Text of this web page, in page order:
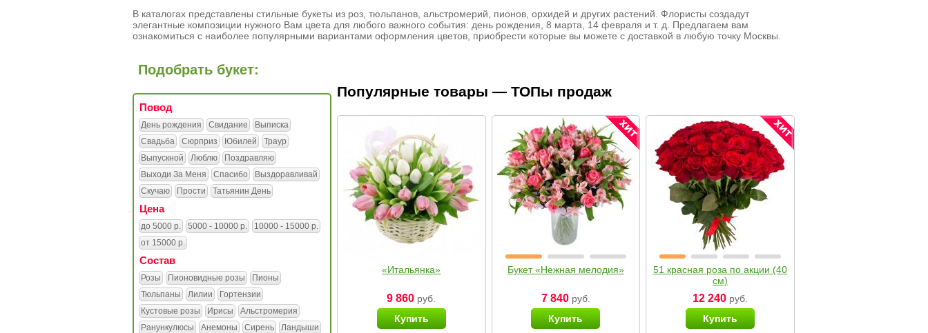
В каталогах представлены стильные букеты из роз, тюльпанов, альстромерий, пионов, орхидей и других растений. Флористы создадут
элегантные композиции нужного Вам цвета для любого важного события: день рождения, 8 марта, 14 февраля и т. д. Предлагаем вам
ознакомиться с наиболее популярными вариантами оформления цветов, приобрести которые вы можете с доставкой в любую точку Москвы.
Подобрать букет:
Повод
День рождения Свидание
Выписка
Свадьба
Сюрприз Юбилей
Траур
Выпускной
Люблю
Поздравляю
Выходи За Меня
Спасибо
Выздоравливай
Скучаю
Прости Татьянин День
Цена
до 5000 р. 5000 - 10000 р.
10000 - 15000 р.
от 15000 р.
Состав
Розы Пионовидные розы
Пионы
Тюльпаны
Лилии
Гортензии
Кустовые розы
Ирисы
Альстромерия
Ранункулюсы
Анемоны Сирень
Ландыши
Популярные товары — ТОПы продаж
«Итальянка»
9 860 руб.
Купить
Букет «Нежная мелодия»
7 840руб.
Купить
51 красная роза по акции (40
см)
12 240 руб.
Купить